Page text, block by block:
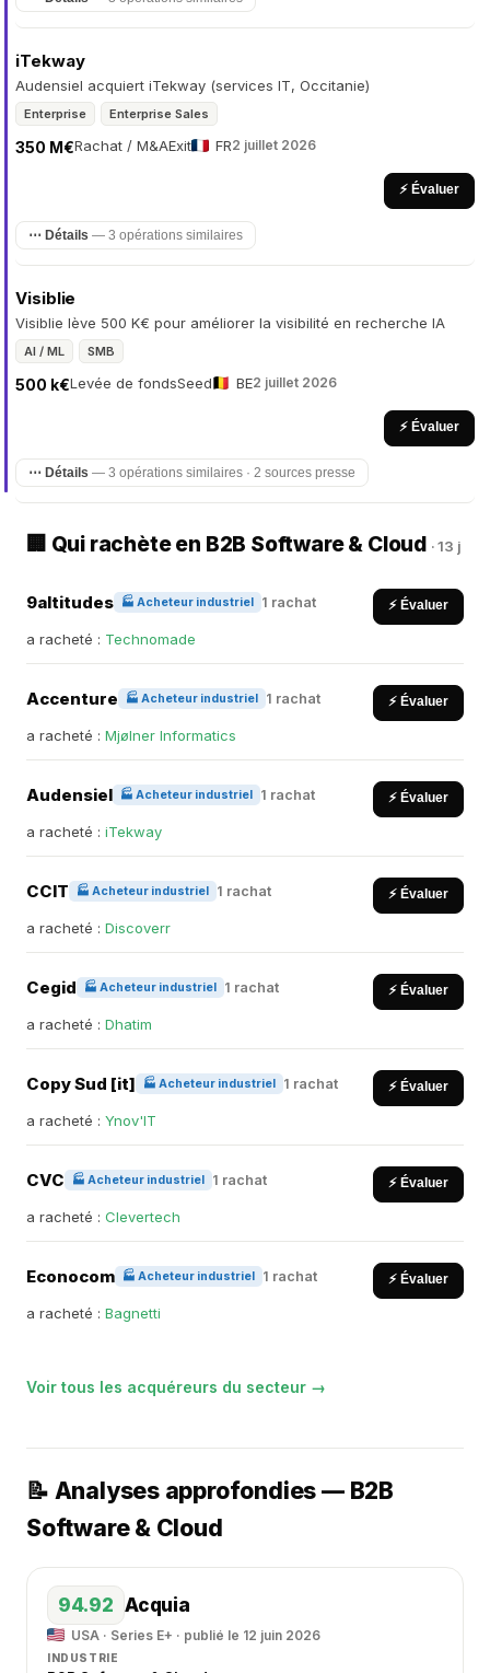
iTekway
Audensiel acquiert iTekway (services IT, Occitanie)
Enterprise Enterprise Sales
Rachat / M&A
350 M€ Exit FR2 juillet 2026
⚡ Évaluer
⋯ Détails — 3 opérations similaires
Visiblie
Visiblie lève 500 K€ pour améliorer la visibilité en recherche IA
AI / ML SMB
Levée de fonds
500 k€ Seed BE2 juillet 2026
⚡ Évaluer
⋯ Détails — 3 opérations similaires · 2 sources presse
🏢 Qui rachète en B2B Software & Cloud · 13 j
9altitudes 🏭 Acheteur industriel 1 rachat ⚡ Évaluer
a racheté : Technomade
Accenture 🏭 Acheteur industriel 1 rachat ⚡ Évaluer
a racheté : Mjølner Informatics
Audensiel 🏭 Acheteur industriel 1 rachat ⚡ Évaluer
a racheté : iTekway
CCIT 🏭 Acheteur industriel 1 rachat ⚡ Évaluer
a racheté : Discoverr
Cegid 🏭 Acheteur industriel 1 rachat ⚡ Évaluer
a racheté : Dhatim
Copy Sud [it] 🏭 Acheteur industriel 1 rachat ⚡ Évaluer
a racheté : Ynov'IT
CVC 🏭 Acheteur industriel 1 rachat ⚡ Évaluer
a racheté : Clevertech
Econocom 🏭 Acheteur industriel 1 rachat ⚡ Évaluer
a racheté : Bagnetti
Voir tous les acquéreurs du secteur →
📝 Analyses approfondies — B2B
Software & Cloud
94.92 Acquia
USA · Series E+ · publié le 12 juin 2026
INDUSTRIE